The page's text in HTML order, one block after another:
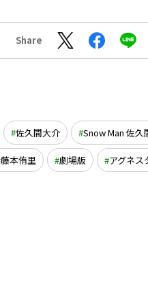
Share
佐久間大介 Snow Man 佐久
藤本侑里 劇場版 アグネス